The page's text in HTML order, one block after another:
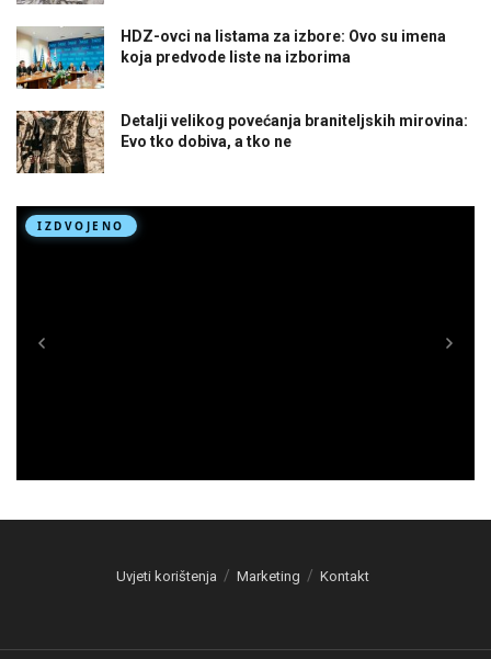
HDZ-ovci na listama za izbore: Ovo su imena
koja predvode liste na izborima
Detalji velikog povećanja braniteljskih mirovina:
Evo tko dobiva, a tko ne
Uvjeti korištenja Marketing Kontakt